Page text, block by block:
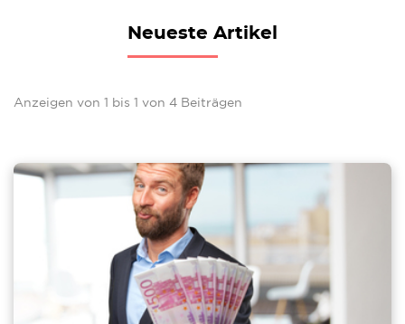
Neueste Artikel
Anzeigen von 1 bis 1 von 4 Beiträgen